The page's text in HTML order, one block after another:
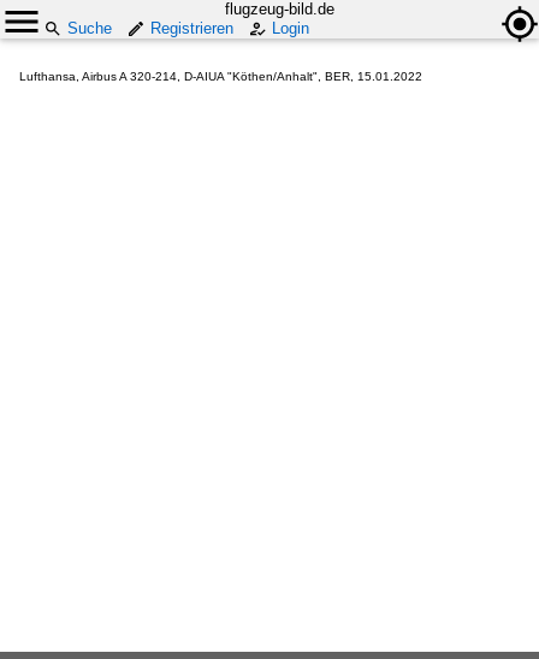
flugzeug-bild.de
Suche
Registrieren Login
Lufthansa, Airbus A 320-214, D-AIUA "Köthen/Anhalt", BER, 15.01.2022